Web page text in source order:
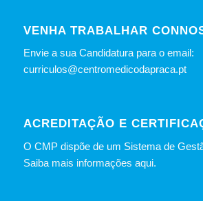
VENHA TRABALHAR
Envie a sua Candidatura para o email:
curriculos@centromedicodapraca.pt
ACREDITAÇÃO E
O CMP dispõe de um Sistema de
Saiba mais informações aqui.